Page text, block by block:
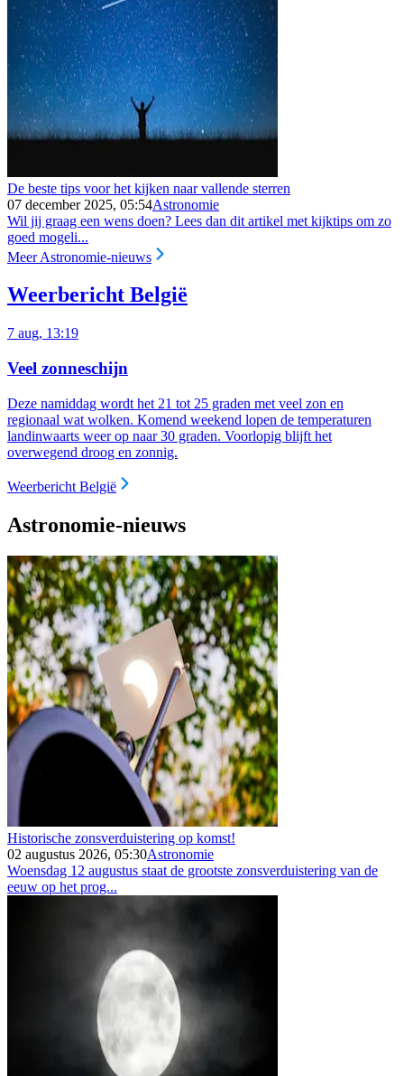
De beste tips voor het kijken naar vallende sterren
07 december 2025, 05:54Astronomie
Wil jij graag een wens doen? Lees dan dit artikel met kijktips om zo
goed mogeli...
Meer Astronomie-nieuws
Weerbericht België
7 aug, 13:19
Veel zonneschijn
Deze namiddag wordt het 21 tot 25 graden met veel zon en
regionaal wat wolken. Komend weekend lopen de temperaturen
landinwaarts weer op naar 30 graden. Voorlopig blijft het
overwegend droog en zonnig.
Weerbericht België
Astronomie-nieuws
Historische zonsverduistering op komst!
02 augustus 2026, 05:30Astronomie
Woensdag 12 augustus staat de grootste zonsverduistering van de
eeuw op het prog...